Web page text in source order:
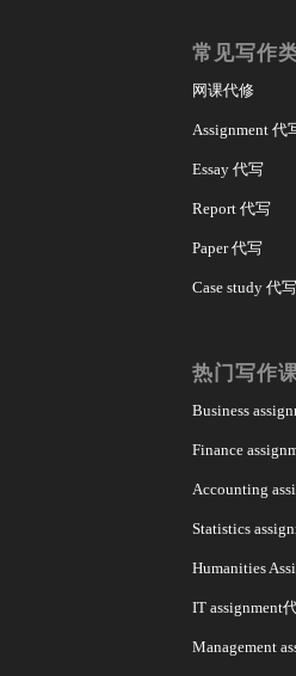
常见写作
网课代修
Assignment 代
Essay 代写
Report 代写
Paper 代写
Case study 代写
热门写作
Business
Finance
Accounting
Statistics
Humanities
IT assignment
Management